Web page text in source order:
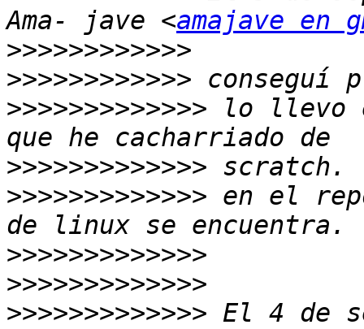
Ama- jave <amajave en
>>>>>>>>>>>>
>>>>>>>>>>>>
>>>>>>>>>>>>> lo llevo
>>>>>>>>>>>>>
>>>>>>>>>>>>> en el
>>>>>>>>>>>>>
>>>>>>>>>>>>>
>>>>>>>>>>>>> El 4 de